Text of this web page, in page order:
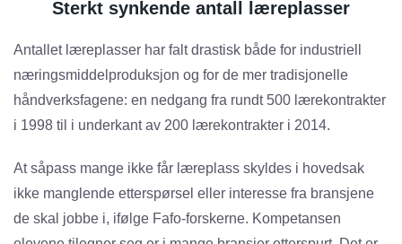
Sterkt synkende antall læreplasser
Antallet læreplasser har falt drastisk både for industriell
næringsmiddelproduksjon og for de mer tradisjonelle
håndverksfagene: en nedgang fra rundt 500 lærekontrakter
i 1998 til i underkant av 200 lærekontrakter i 2014.
At såpass mange ikke får læreplass skyldes i hovedsak
ikke manglende etterspørsel eller interesse fra bransjene
de skal jobbe i, ifølge Fafo-forskerne. Kompetansen